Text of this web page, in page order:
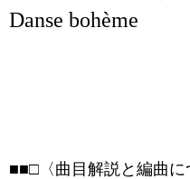
Danse bohème
■■□〈曲目解説と編曲に